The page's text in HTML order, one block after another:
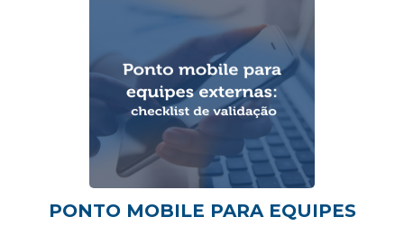
PONTO MOBILE PARA EQUIPES